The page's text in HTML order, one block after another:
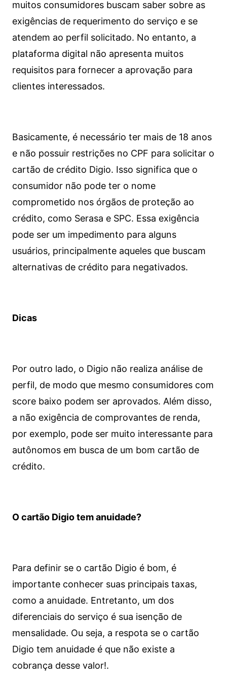
muitos consumidores buscam saber sobre as
exigências de requerimento do serviço e se
atendem ao perfil solicitado. No entanto, a
plataforma digital não apresenta muitos
requisitos para fornecer a aprovação para
clientes interessados.
Basicamente, é necessário ter mais de 18 anos
e não possuir restrições no CPF para solicitar o
cartão de crédito Digio. Isso significa que o
consumidor não pode ter o nome
comprometido nos órgãos de proteção ao
crédito, como Serasa e SPC. Essa exigência
pode ser um impedimento para alguns
usuários, principalmente aqueles que buscam
alternativas de crédito para negativados.
Dicas
Por outro lado, o Digio não realiza análise de
perfil, de modo que mesmo consumidores com
score baixo podem ser aprovados. Além disso,
a não exigência de comprovantes de renda,
por exemplo, pode ser muito interessante para
autônomos em busca de um bom cartão de
crédito.
O cartão Digio tem anuidade?
Para definir se o cartão Digio é bom, é
importante conhecer suas principais taxas,
como a anuidade. Entretanto, um dos
diferenciais do serviço é sua isenção de
mensalidade. Ou seja, a respota se o cartão
Digio tem anuidade é que não existe a
cobrança desse valor!.